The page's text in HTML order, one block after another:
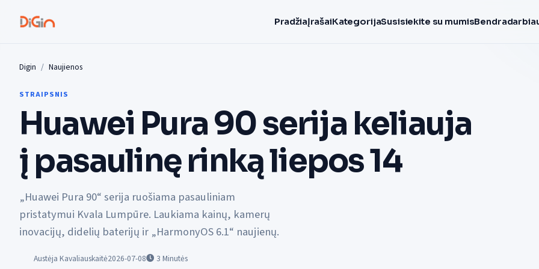
PradžiaĮrašaiKategorijaSusisiekite su mumis
Digin Naujienos
STRAIPSNIS
Huawei Pura 90 serija keliauja
į pasaulinę rinką liepos 14
„Huawei Pura 90“ serija ruošiama pasauliniam
pristatymui Kvala Lumpūre. Laukiama kainų, kamerų
inovacijų, didelių baterijų ir „HarmonyOS 6.1“ naujienų.
Austėja Kavaliauskaitė2026-07-08 3 Minutės